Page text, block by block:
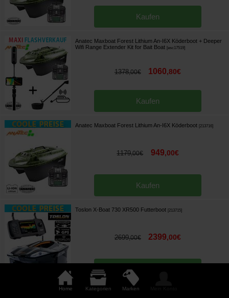
Home Kategorien Marken
Kaufen
Anatec Maxboat Forest Lithium An-I6X Köderboot + Deeper
Wifi Range Extender Kit for Bait Boat [esc17519]
1378,00€ 1060,80€
Kaufen
Anatec Maxboat Forest Lithium An-I6X Köderboot 213716]
1179,00€ 949,00€
Kaufen
Toslon X-Boat 730 XR500 Futterboot 213715]
2699,00€ 2399,00€